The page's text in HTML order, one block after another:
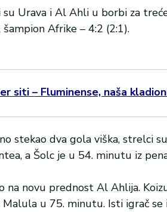
su Urava i Al Ahli u borbi za
Afrike – 4:2 (2:1).
siti – Fluminense, naša
stekao dva gola viška, strelci
a Šolc je u 54. minutu iz
na novu prednost Al Ahlija.
u 75. minutu. Isti igrač se